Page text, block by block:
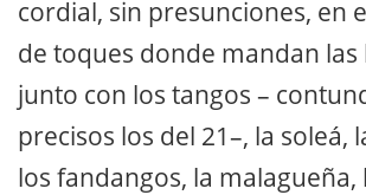
cordial, sin presunciones, en
de toques donde mandan las
junto con los tangos –
precisos los del 21–, la soleá,
los fandangos, la